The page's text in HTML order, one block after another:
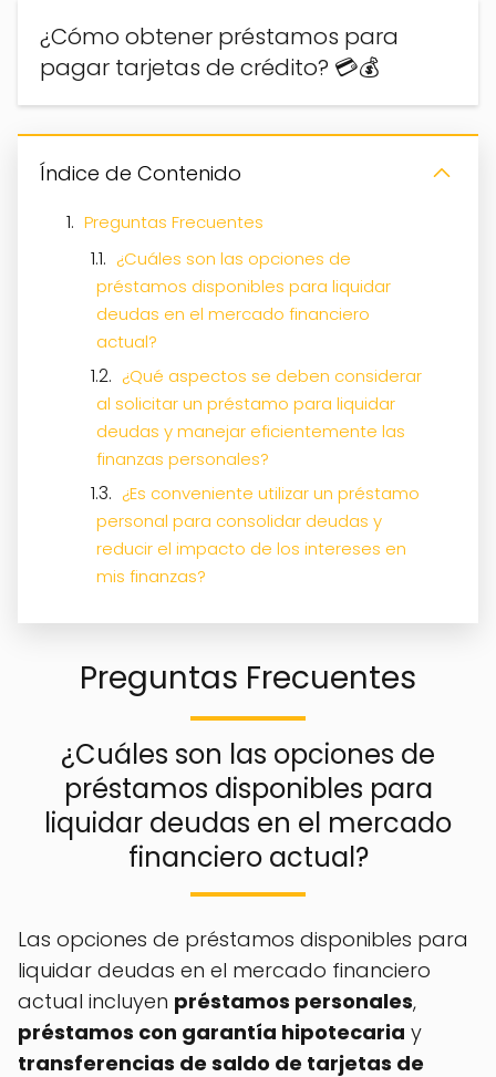
¿Cómo obtener préstamos para
pagar tarjetas de crédito? 💳💰
Índice de Contenido
Preguntas Frecuentes
¿Cuáles son las opciones de
préstamos disponibles para liquidar
deudas en el mercado financiero
actual?
¿Qué aspectos se deben considerar
al solicitar un préstamo para liquidar
deudas y manejar eficientemente las
finanzas personales?
¿Es conveniente utilizar un préstamo
personal para consolidar deudas y
reducir el impacto de los intereses en
mis finanzas?
Preguntas Frecuentes
¿Cuáles son las opciones de
préstamos disponibles para
liquidar deudas en el mercado
financiero actual?
Las opciones de préstamos disponibles para
liquidar deudas en el mercado financiero
actual incluyen préstamos personales,
préstamos con garantía hipotecaria y
transferencias de saldo de tarjetas de